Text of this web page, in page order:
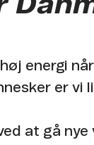
energi
er vi
at gå nye